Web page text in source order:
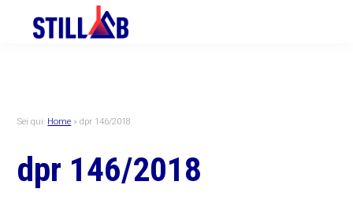
primary
primary
Sei qui: Home »dpr 146/2018
dpr 146/2018